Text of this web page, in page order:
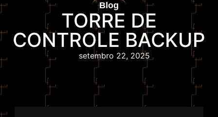
Blog
TORRE DE
CONTROLE BACKUP
setembro 22, 2025